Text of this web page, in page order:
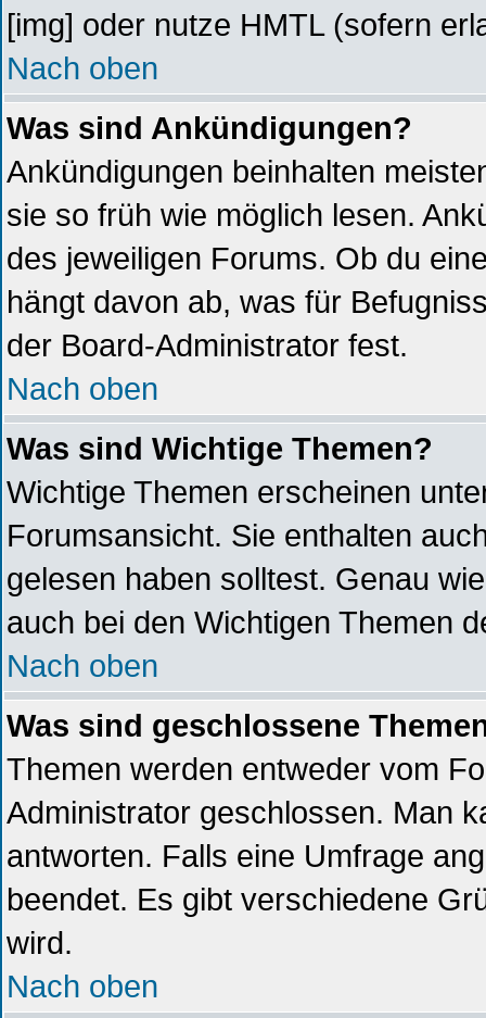
[img] oder nutze HMTL (sofern
Nach oben
Was sind Ankündigungen?
Ankündigungen beinhalten
sie so früh wie möglich lesen.
des jeweiligen Forums. Ob du
hängt davon ab, was für
der Board-Administrator fest.
Nach oben
Was sind Wichtige Themen?
Wichtige Themen erscheinen
Forumsansicht. Sie enthalten
gelesen haben solltest. Genau
auch bei den Wichtigen Themen
Nach oben
Was sind geschlossene
Themen werden entweder vom
Administrator geschlossen. Man
antworten. Falls eine Umfrage
beendet. Es gibt verschiedene
wird.
Nach oben